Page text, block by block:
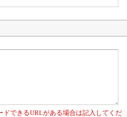
ドできるURLがある場合は記入してくだ